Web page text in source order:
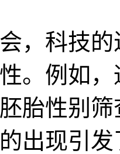
科技的
。例如
胎性别
出现引